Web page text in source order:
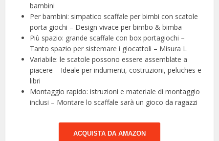
bambini
Per bambini: simpatico scaffale per bimbi con scatole
porta giochi – Design vivace per bimbo & bimba
Più spazio: grande scaffale con box portagiochi –
Tanto spazio per sistemare i giocattoli – Misura L
Variabile: le scatole possono essere assemblate a
piacere – Ideale per indumenti, costruzioni, peluches e
libri
Montaggio rapido: istruzioni e materiale di montaggio
inclusi – Montare lo scaffale sarà un gioco da ragazzi
ACQUISTA DA AMAZON